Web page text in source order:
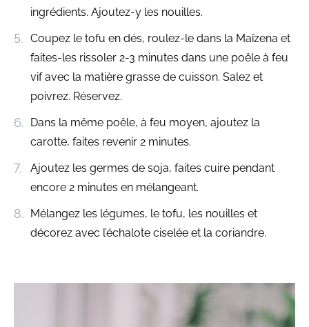
ingrédients. Ajoutez-y les nouilles.
Coupez le tofu en dés, roulez-le dans la Maïzena et
faites-les rissoler 2-3 minutes dans une poêle à feu
vif avec la matière grasse de cuisson. Salez et
poivrez. Réservez.
Dans la même poêle, à feu moyen, ajoutez la
carotte, faites revenir 2 minutes.
Ajoutez les germes de soja, faites cuire pendant
encore 2 minutes en mélangeant.
Mélangez les légumes, le tofu, les nouilles et
décorez avec l’échalote ciselée et la coriandre.